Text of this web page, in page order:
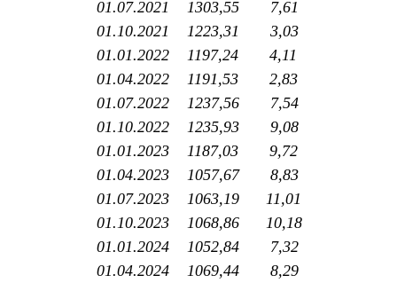
01.07.2021 1303,55 7,61
01.10.2021 1223,31 3,03
01.01.2022 1197,24 4,11
01.04.2022 1191,53 2,83
01.07.2022 1237,56 7,54
01.10.2022 1235,93 9,08
01.01.2023 1187,03 9,72
01.04.2023 1057,67 8,83
01.07.2023 1063,19 11,01
01.10.2023 1068,86 10,18
01.01.2024 1052,84 7,32
01.04.2024 1069,44 8,29